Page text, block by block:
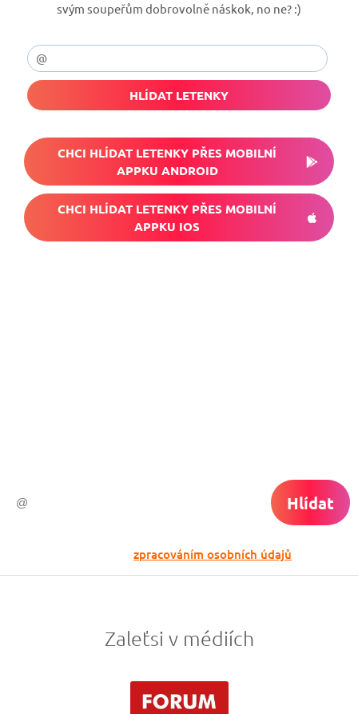
svým soupeřům dobrovolně náskok, no ne? :)
HLÍDAT LETENKY
CHCI HLÍDAT LETENKY PŘES MOBILNÍ
APPKU ANDROID
CHCI HLÍDAT LETENKY PŘES MOBILNÍ
APPKU IOS
Hlídat
zpracováním osobních údajů
Zaleťsi v médiích